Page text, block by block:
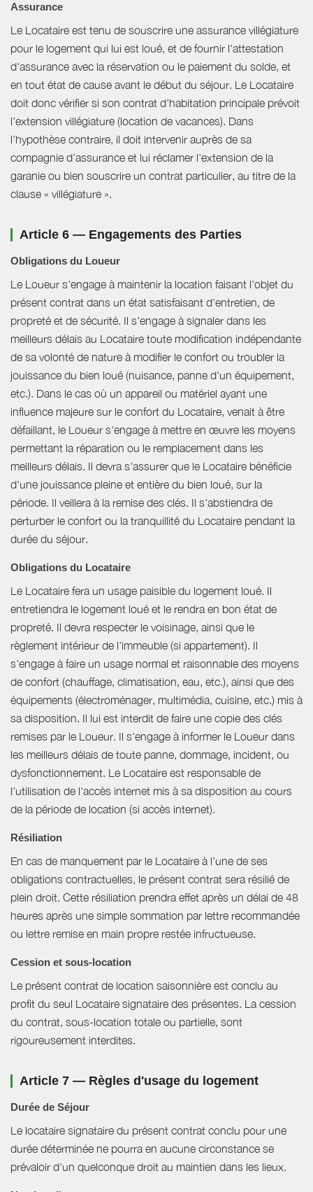
Assurance
Le Locataire est tenu de souscrire une assurance villégiature
pour le logement qui lui est loué, et de fournir l'attestation
d'assurance avec la réservation ou le paiement du solde, et
en tout état de cause avant le début du séjour. Le Locataire
doit donc vérifier si son contrat d'habitation principale prévoit
l’extension villégiature (location de vacances). Dans
l’hypothèse contraire, il doit intervenir auprès de sa
compagnie d’assurance et lui réclamer l’extension de la
garanie ou bien souscrire un contrat particulier, au titre de la
clause « villégiature ».
Article 6 — Engagements des Parties
Obligations du Loueur
Le Loueur s'engage à maintenir la location faisant l'objet du
présent contrat dans un état satisfaisant d'entretien, de
propreté et de sécurité. Il s'engage à signaler dans les
meilleurs délais au Locataire toute modification indépendante
de sa volonté de nature à modifier le confort ou troubler la
jouissance du bien loué (nuisance, panne d'un équipement,
etc.). Dans le cas où un appareil ou matériel ayant une
influence majeure sur le confort du Locataire, venait à être
défaillant, le Loueur s'engage à mettre en œuvre les moyens
permettant la réparation ou le remplacement dans les
meilleurs délais. Il devra s'assurer que le Locataire bénéficie
d'une jouissance pleine et entière du bien loué, sur la
période. Il veillera à la remise des clés. Il s'abstiendra de
perturber le confort ou la tranquillité du Locataire pendant la
durée du séjour.
Obligations du Locataire
Le Locataire fera un usage paisible du logement loué. Il
entretiendra le logement loué et le rendra en bon état de
propreté. Il devra respecter le voisinage, ainsi que le
règlement intérieur de l'immeuble (si appartement). Il
s'engage à faire un usage normal et raisonnable des moyens
de confort (chauffage, climatisation, eau, etc.), ainsi que des
équipements (électroménager, multimédia, cuisine, etc.) mis à
sa disposition. Il lui est interdit de faire une copie des clés
remises par le Loueur. Il s'engage à informer le Loueur dans
les meilleurs délais de toute panne, dommage, incident, ou
dysfonctionnement. Le Locataire est responsable de
l'utilisation de l'accès internet mis à sa disposition au cours
de la période de location (si accès internet).
Résiliation
En cas de manquement par le Locataire à l’une de ses
obligations contractuelles, le présent contrat sera résilié de
plein droit. Cette résiliation prendra effet après un délai de 48
heures après une simple sommation par lettre recommandée
ou lettre remise en main propre restée infructueuse.
Cession et sous-location
Le présent contrat de location saisonnière est conclu au
profit du seul Locataire signataire des présentes. La cession
du contrat, sous-location totale ou partielle, sont
rigoureusement interdites.
Article 7 — Règles d'usage du logement
Durée de Séjour
Le locataire signataire du présent contrat conclu pour une
durée déterminée ne pourra en aucune circonstance se
prévaloir d'un quelconque droit au maintien dans les lieux.